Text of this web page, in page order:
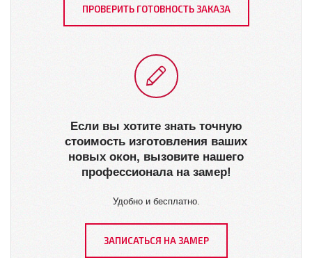
ПРОВЕРИТЬ ГОТОВНОСТЬ ЗАКАЗА
Если вы хотите знать точную
стоимость изготовления ваших
новых окон, вызовите нашего
профессионала на замер!
Удобно и бесплатно.
ЗАПИСАТЬСЯ НА ЗАМЕР